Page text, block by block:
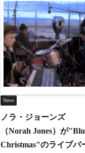
News
ノラ・ジョーンズ
（Norah Jones）が
Christmas"のライブバ